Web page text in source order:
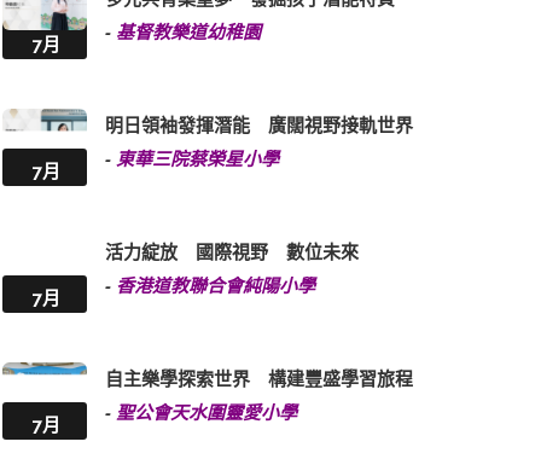
7月
- 基督教樂道幼稚園
7月
明日領袖發揮潛能 廣闊視野接軌世界
- 東華三院蔡榮星小學
7月
活力綻放 國際視野 數位未來
- 香港道教聯合會純陽小學
7月
自主樂學探索世界 構建豐盛學習旅程
- 聖公會天水圍靈愛小學